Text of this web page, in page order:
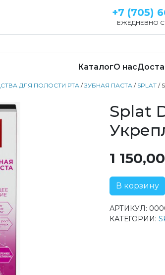
+7 (705)
ЕЖЕДНЕВНО С
КаталогО нас
ДЛЯ ПОЛОСТИ РТА /ЗУБНАЯ ПАСТА / SPLAT /
Splat
1 150,00
В корзину
АРТИКУЛ:
КАТЕГОРИИ: